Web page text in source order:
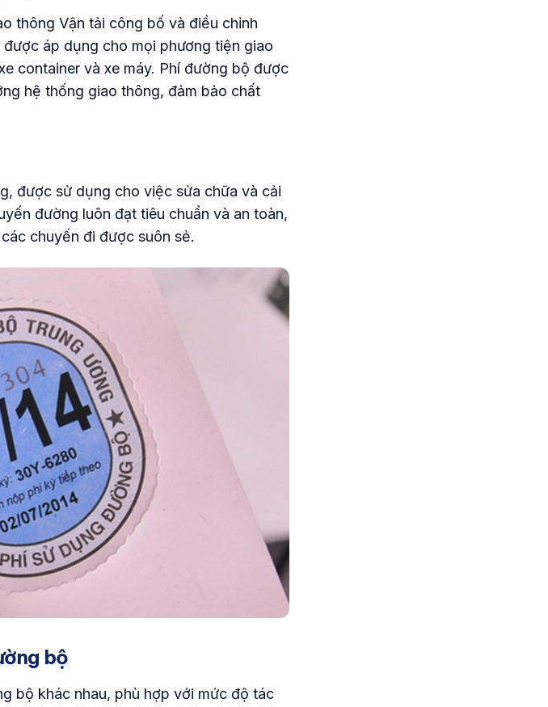
thông Vận tải công bố và điều chỉnh
áp dụng cho mọi phương tiện giao
container và xe máy. Phí đường bộ được
hệ thống giao thông, đảm bảo chất
được sử dụng cho việc sửa chữa và cải
đường luôn đạt tiêu chuẩn và an toàn,
chuyến đi được suôn sẻ.
bộ
bộ khác nhau, phù hợp với mức độ tác